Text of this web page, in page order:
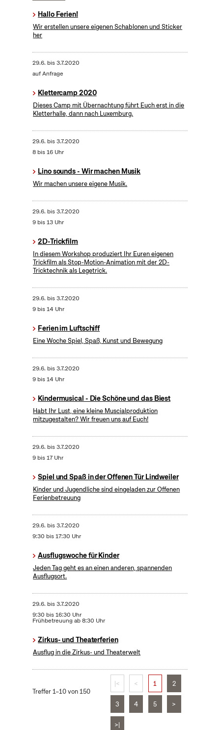
Hallo Ferien!
Wir erstellen unsere eigenen Schablonen und Sticker
her
29.6. bis3.7.2020
auf Anfrage
Klettercamp 2020
Dieses Camp mit Übernachtung führt Euch erst in die
Kletterhalle, dann nach Luxemburg.
29.6. bis3.7.2020
8 bis 16 Uhr
Lino sounds - Wir machen Musik
Wir machen unsere eigene Musik.
29.6. bis3.7.2020
9 bis 13 Uhr
2D-Trickfilm
In diesem Workshop produziert Ihr Euren eigenen
Trickfilm als Stop-Motion-Animation mit der 2D-
Tricktechnik als Legetrick.
29.6. bis3.7.2020
9 bis 14 Uhr
Ferien im Luftschiff
Eine Woche Spiel, Spaß, Kunst und Bewegung
29.6. bis3.7.2020
9 bis 14 Uhr
Kindermusical - Die Schöne und das Biest
Habt Ihr Lust, eine kleine Muscialproduktion
mitzugestalten? Wir freuen uns auf Euch!
29.6. bis3.7.2020
9 bis 17 Uhr
Spiel und Spaß in der Offenen Tür Lindweiler
Kinder und Jugendliche sind eingeladen zur Offenen
Ferienbetreuung
29.6. bis3.7.2020
9:30 bis 17:30 Uhr
Ausflugswoche für Kinder
Jeden Tag geht es an einen anderen, spannenden
Ausflugsort.
29.6. bis3.7.2020
9:30 bis 16:30 Uhr
Frühbetreuung ab 8:30 Uhr
Zirkus- und Theaterferien
Ausflug in die Zirkus- und Theaterwelt
Treffer 1–10 von 150
|< < 1 2
3 4 5 >
>|